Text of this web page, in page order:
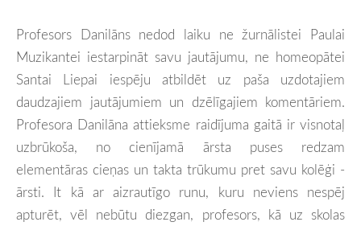
Profesors Danilāns nedod laiku ne žurnālistei Paulai
Muzikantei iestarpināt savu jautājumu, ne homeopātei
Santai Liepai iespēju atbildēt uz paša uzdotajiem
daudzajiem jautājumiem un dzēlīgajiem komentāriem.
Profesora Danilāna attieksme raidījuma gaitā ir visnotaļ
uzbrūkoša, no cienījamā ārsta puses redzam
elementāras cieņas un takta trūkumu pret savu kolēģi -
ārsti. It kā ar aizrautīgo runu, kuru neviens nespēj
apturēt, vēl nebūtu diezgan, profesors, kā uz skolas